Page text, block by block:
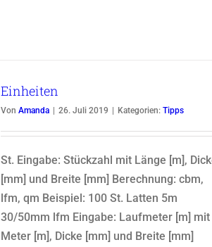
Einheiten
Von Amanda 26. Juli 2019 Kategorien: Tipps
St. Eingabe: Stückzahl mit Länge [m],
[mm] und Breite [mm] Berechnung: cbm,
lfm, qm Beispiel: 100 St. Latten 5m
30/50mm lfm Eingabe: Laufmeter [m] mit
Meter [m], Dicke [mm] und Breite [mm]